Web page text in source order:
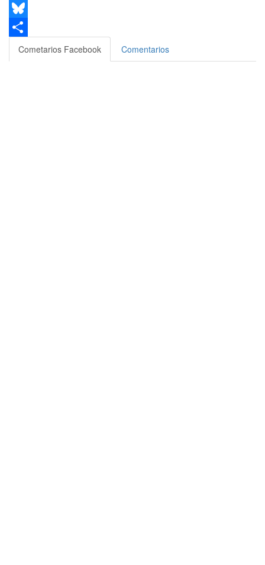
Email
Bluesky
Compartir
Cometarios Facebook Comentarios